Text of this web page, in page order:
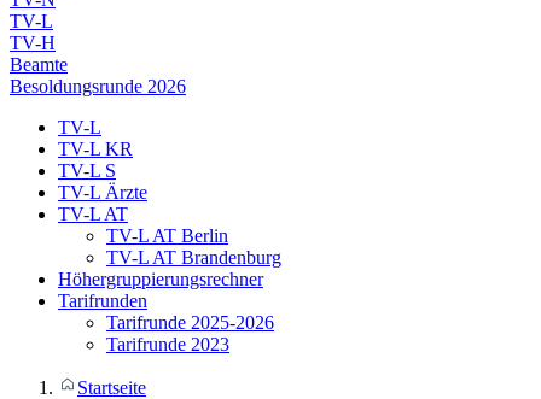
TV-L
TV-H
Beamte
Besoldungsrunde 2026
TV-L
TV-L KR
TV-L S
TV-L Ärzte
TV-L AT
TV-L AT Berlin
TV-L AT Brandenburg
Höhergruppierungsrechner
Tarifrunden
Tarifrunde 2025-2026
Tarifrunde 2023
Startseite